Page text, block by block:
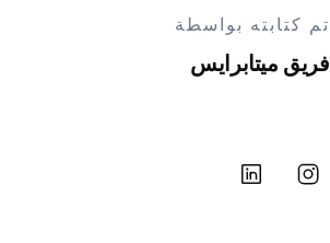
تم كتابته بواسطة
فريق ميتابرايس